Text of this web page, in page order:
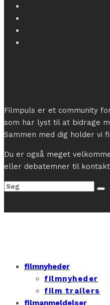
Filmpuls er et community
som har lyst til at bidrage
Sammen med dig holder vi
Du er også meget
eller debatemner til
filmnyheder
filmnyheder
film trailers
filmanmeldelser